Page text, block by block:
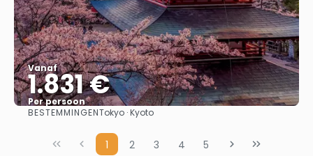
Vanaf
1.831 €
Per persoon
Bekijk
BESTEMMINGENTokyo · Kyoto
1 2 3 4 5